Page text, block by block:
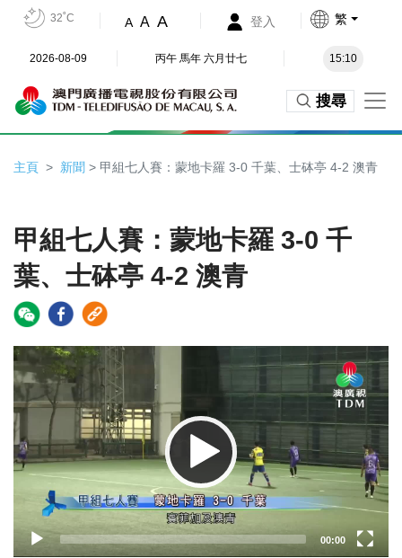
32˚C A A A 登入 繁
2026-08-09 丙午 馬年 六月廿七 15:10
搜尋
主頁 新聞 > 甲組七人賽：蒙地卡羅 3-0 千葉、士砵亭 4-2 澳青
甲組七人賽：蒙地卡羅 3-0 千
葉、士砵亭 4-2 澳青
Video
Player
00:00